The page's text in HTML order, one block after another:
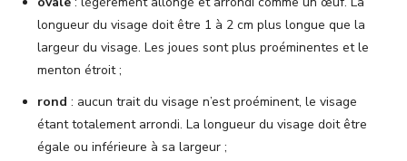
longueur du visage doit être 1 à 2 cm plus longue que la
largeur du visage. Les joues sont plus proéminentes et le
menton étroit ;
rond : aucun trait du visage n’est proéminent, le visage
étant totalement arrondi. La longueur du visage doit être
égale ou inférieure à sa largeur ;